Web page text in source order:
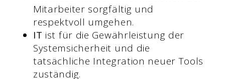
Mitarbeiter sorgfältig und
respektvoll umgehen.
IT ist für die Gewährleistung der
Systemsicherheit und die
tatsächliche Integration neuer Tools
zuständig.